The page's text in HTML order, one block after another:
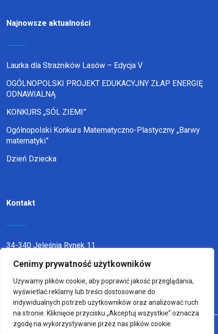
Cenimy prywatność użytkowników
Używamy plików cookie, aby poprawić jakość przeglądania,
wyświetlać reklamy lub treści dostosowane do
indywidualnych potrzeb użytkowników oraz analizować ruch
na stronie. Kliknięcie przycisku „Akceptuj wszystkie” oznacza
zgodę na wykorzystywanie przez nas plików cookie.
Najnowsze aktualności
Laurka dla Strażników Lasów – Edycja V
OGÓLNOPOLSKI PROJEKT EDUKACYJNY ZŁAP ENERGIĘ
ODNAWIALNĄ
KONKURS „SÓL ZIEMI”
Ogólnopolski Konkurs Matematyczno-Plastyczny „Barwy
matematyki”
Dzień Dziecka
Kontakt
34-340 Jeleśnia Rynek 11
telefon:338636116
email:sp1jel@op.pl